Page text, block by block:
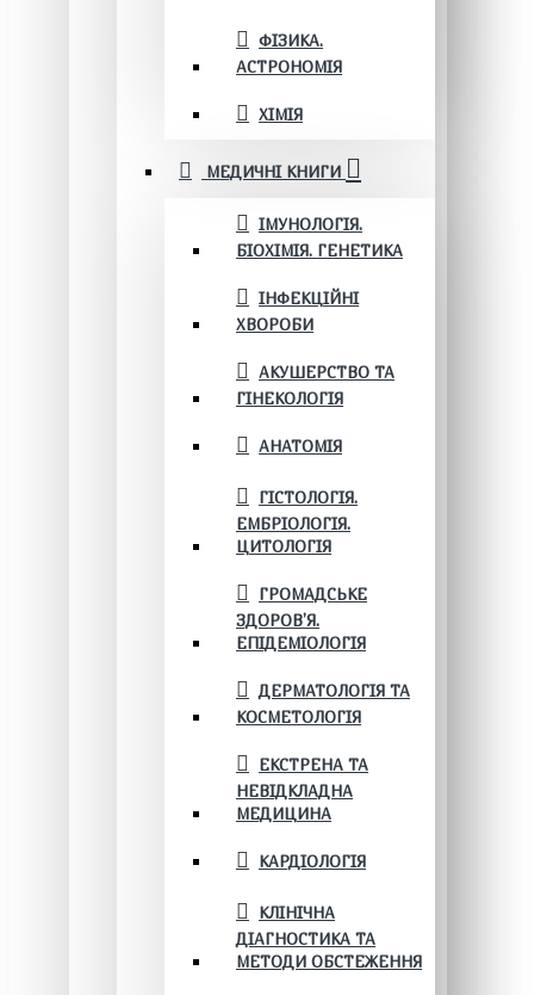
ФІЗИКА.
АСТРОНОМІЯ
ХІМІЯ
МЕДИЧНІ КНИГИ
ІМУНОЛОГІЯ.
БІОХІМІЯ. ГЕНЕТИКА
ІНФЕКЦІЙНІ
ХВОРОБИ
АКУШЕРСТВО ТА
ГІНЕКОЛОГІЯ
АНАТОМІЯ
ГІСТОЛОГІЯ.
ЕМБРІОЛОГІЯ.
ЦИТОЛОГІЯ
ГРОМАДСЬКЕ
ЗДОРОВ’Я.
ЕПІДЕМІОЛОГІЯ
ДЕРМАТОЛОГІЯ ТА
КОСМЕТОЛОГІЯ
ЕКСТРЕНА ТА
НЕВІДКЛАДНА
МЕДИЦИНА
КАРДІОЛОГІЯ
КЛІНІЧНА
ДІАГНОСТИКА ТА
МЕТОДИ ОБСТЕЖЕННЯ